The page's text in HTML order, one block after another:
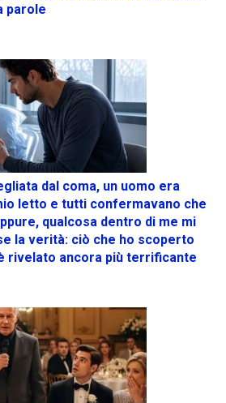
parole
dal coma, un uomo era
letto e tutti confermavano che
qualcosa dentro di me mi
la verità: ciò che ho scoperto
rivelato ancora più terrificante